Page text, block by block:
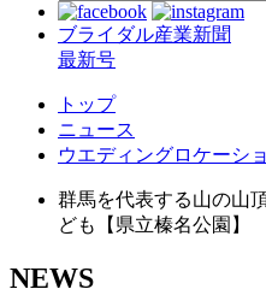
ブライダル産業新聞
最新号
トップ
ニュース
ウエディングロケーシ
群馬を代表する山の山
ども【県立榛名公園】
NEWS